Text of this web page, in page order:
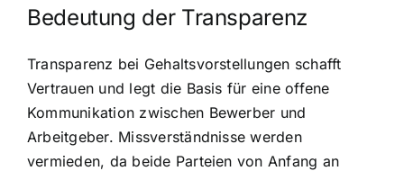
Bedeutung der Transparenz
Transparenz bei Gehaltsvorstellungen schafft
Vertrauen und legt die Basis für eine offene
Kommunikation zwischen Bewerber und
Arbeitgeber. Missverständnisse werden
vermieden, da beide Parteien von Anfang an